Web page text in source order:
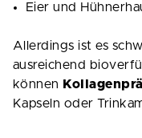
Eier und
Allerdings ist es
ausreichend
können
Kapseln oder